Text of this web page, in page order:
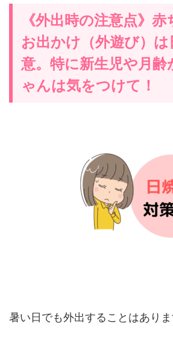
《外出時の注意点》
お出かけ（外遊び）
意。特に新生児や月齢
ゃんは気をつけて！
暑い日でも外出することはありま